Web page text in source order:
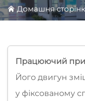
Домашня
Працюючий
Його двигун
у фіксованому